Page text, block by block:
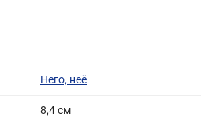
Него, неё
8,4 см